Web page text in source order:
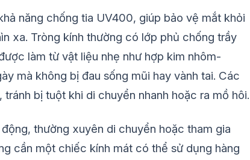
năng chống tia UV400, giúp bảo vệ mắt khỏi
xa. Tròng kính thường có lớp phủ chống trầy
làm từ vật liệu nhẹ như hợp kim nhôm-
mà không bị đau sống mũi hay vành tai. Các
bị tuột khi di chuyển nhanh hoặc ra mồ hôi.
thường xuyên di chuyển hoặc tham gia
cần một chiếc kính mát có thể sử dụng hàng